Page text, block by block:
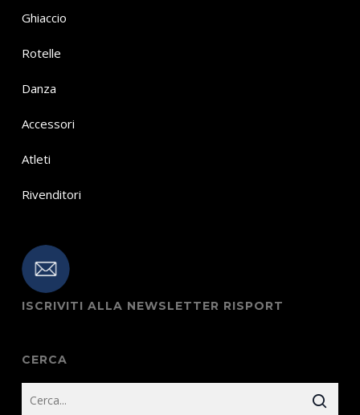
Ghiaccio
Rotelle
Danza
Accessori
Atleti
Rivenditori
ISCRIVITI ALLA NEWSLETTER RISPORT
CERCA